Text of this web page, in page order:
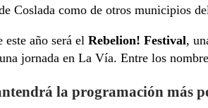
Coslada como de otros municipios
año será el Rebelion! Festival,
jornada en La Vía. Entre los
la programación más